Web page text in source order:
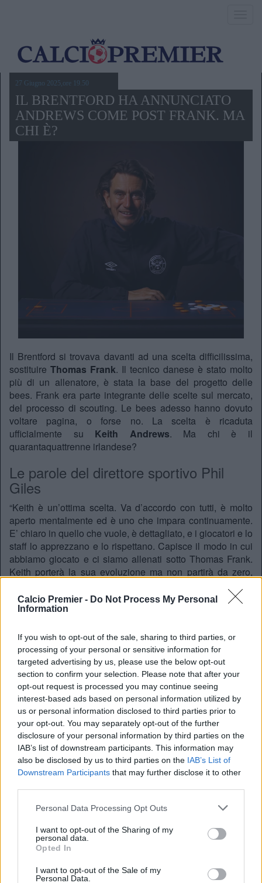
Calcio Premier - Do Not Process My Personal
Information
If you wish to opt-out of the sale, sharing to third parties, or
processing of your personal or sensitive information for
targeted advertising by us, please use the below opt-out
section to confirm your selection. Please note that after your
opt-out request is processed you may continue seeing
interest-based ads based on personal information utilized by
us or personal information disclosed to third parties prior to
your opt-out. You may separately opt-out of the further
disclosure of your personal information by third parties on the
IAB’s list of downstream participants. This information may
also be disclosed by us to third parties on the IAB’s List of
Downstream Participants that may further disclose it to other
Personal Data Processing Opt Outs
I want to opt-out of the Sharing of my
personal data.
Opted In
I want to opt-out of the Sale of my
Personal Data.
27 Giugno 2025,ore 19.50
IL BRENTFORD HA ANNUNCIATO
ANDREWS COME POST FRANK. MA
CHI È?
Il Brentford si trovava davanti ad una scelta difficilissima,
sostituire Thomas Frank. Il tecnico danese è stato molto
più di un allenatore, è stata la base del progetto delle
bees. Frank era parte integrante delle scelte sul mercato,
del processo di scouting. Le bees adesso hanno dovuto
voltare pagina, o forse no. La scelta è ricaduta
ufficialmente su Keith Andrews. Ma chi è il
quarantaquattrenne irlandese?
Le parole del direttore sportivo Phil
Giles
“Keith è un’ottima scelta. Va d’accordo con tutti, è molto
aperto mentalmente ed è uno che impara continuamente.
E’ chiaro in quello che vuole, è dettagliato, e i giocatori e lo
staff lo apprezzano e lo rispettano. Capisce il modo in cui
abbiamo giocato e ci siamo allenati sotto Thomas Frank.
Keith porterà la sua evoluzione ma non partirà da zero,
ottimo allenatore e ha le idee chiare su come vuole che la
squadra migliori. Stavamo cercando qualcuno che non
cercasse di migliorare il nostro percorso”.
Il profilo
Andrews era lo specialistadelle palle inattiveproprio
dello staff tecnico di Thomas Frank. Un collaboratore che
godeva della piena fiducia, fin dal suo arrivo, datato estate
2024. Andrews si è fatto notare, e la dirigenza ha
pensato che il miglior modo per raccogliere l’eredità di
Frank, sia quello di mettere in panchina chi conosceva
bene il suo metodo. Dopo numerosi colloqui con tecnici di
tutta Europa, alla fine Andrews è quello che l’ha spuntata.
Il Brentford sarebbe intenzionato a mettergli attornouno
staff di livello, con assistenti molto noti. Questo per
facilitare l’impatto con il mondo della Premier League.
Come confermato dal ds Giles, ci vorrà del tempo per
aggiungere delle figure allo staff di Andrews, ma passo
dopo passo lo completeranno.